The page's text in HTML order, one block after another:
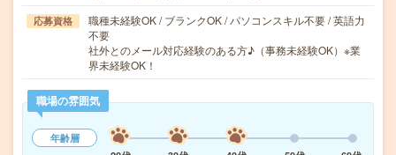
応募資格
職種未経験OK / ブランクOK / パソコンスキル不要 / 英語力
不要
社外とのメール対応経験のある方♪（事務未経験OK）※業
界未経験OK！
職場の雰囲気
年齢層